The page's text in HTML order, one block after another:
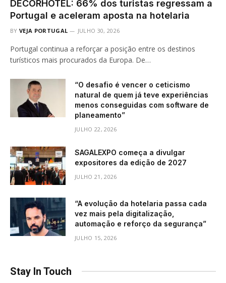
DECORHOTEL: 66% dos turistas regressam a
Portugal e aceleram aposta na hotelaria
BY VEJA PORTUGAL JULHO 30, 2026
Portugal continua a reforçar a posição entre os destinos
turísticos mais procurados da Europa. De…
“O desafio é vencer o ceticismo
natural de quem já teve experiências
menos conseguidas com software de
planeamento”
JULHO 22, 2026
SAGALEXPO começa a divulgar
expositores da edição de 2027
JULHO 21, 2026
“A evolução da hotelaria passa cada
vez mais pela digitalização,
automação e reforço da segurança”
JULHO 15, 2026
Stay In Touch